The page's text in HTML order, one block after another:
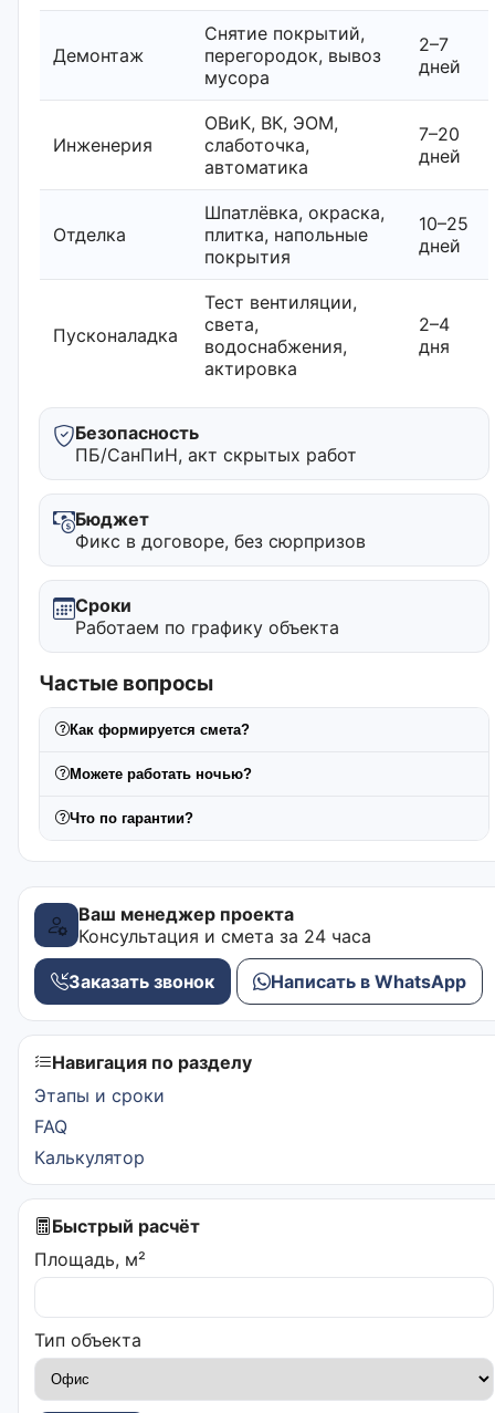
Демонтаж
Снятие покрытий,
перегородок, вывоз
мусора
2–7
дней
Инженерия
ОВиК, ВК, ЭОМ,
слаботочка,
автоматика
7–20
дней
Отделка
Шпатлёвка, окраска,
плитка, напольные
покрытия
10–25
дней
Пусконаладка
Тест вентиляции,
света,
водоснабжения,
актировка
2–4
дня
Безопасность
ПБ/СанПиН, акт скрытых работ
Бюджет
Фикс в договоре, без сюрпризов
Сроки
Работаем по графику объекта
Частые вопросы
Как формируется смета?
Можете работать ночью?
Что по гарантии?
Ваш менеджер проекта
Консультация и смета за 24 часа
Заказать звонок Написать в WhatsApp
Навигация по разделу
Этапы и сроки
FAQ
Калькулятор
Быстрый расчёт
Площадь, м²
Тип объекта